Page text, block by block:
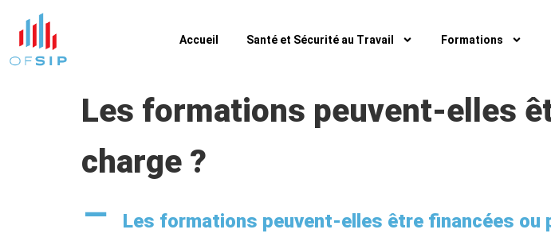
Accueil Santé et Sécurité au Travail Formations
Les formations peuvent-elles
charge ?
A Les formations peuvent-elles être financées ou